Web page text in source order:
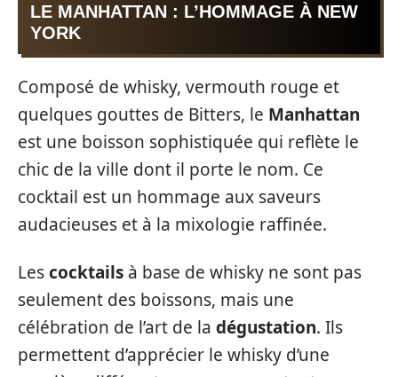
LE MANHATTAN : L’HOMMAGE À NEW
YORK
Composé de whisky, vermouth rouge et
quelques gouttes de Bitters, le Manhattan
est une boisson sophistiquée qui reflète le
chic de la ville dont il porte le nom. Ce
cocktail est un hommage aux saveurs
audacieuses et à la mixologie raffinée.
Lescocktails à base de whisky ne sont pas
seulement des boissons, mais une
célébration de l’art de la dégustation. Ils
permettent d’apprécier le whisky d’une